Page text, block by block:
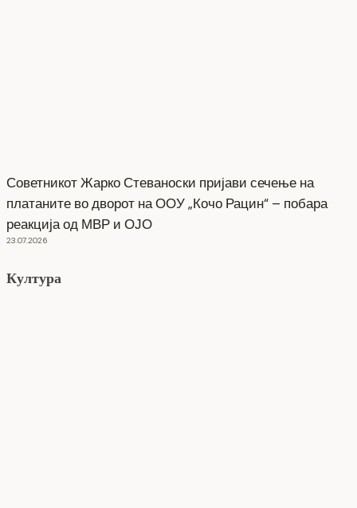
Советникот Жарко Стеваноски пријави сечење на
платаните во дворот на ООУ „Кочо Рацин“ – побара
реакција од МВР и ОЈО
23.07.2026
Култура